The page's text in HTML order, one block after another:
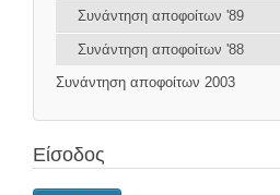
Συνάντηση αποφοίτων '89
Συνάντηση αποφοίτων '88
Συνάντηση αποφοίτων 2003
Είσοδος